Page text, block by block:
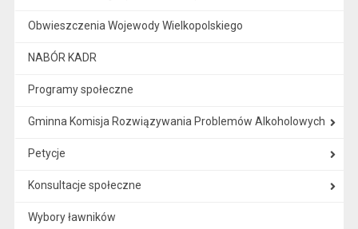
Obwieszczenia Wojewody Wielkopolskiego
NABÓR KADR
Programy społeczne
Gminna Komisja Rozwiązywania Problemów Alkoholowych
Petycje
Konsultacje społeczne
Wybory ławników